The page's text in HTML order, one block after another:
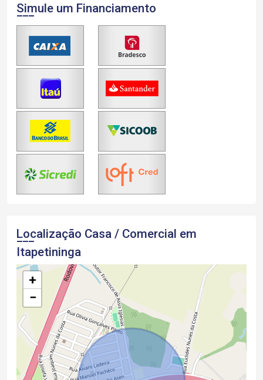
Simule um Financiamento
Localização Casa / Comercial em
Itapetininga
+
−